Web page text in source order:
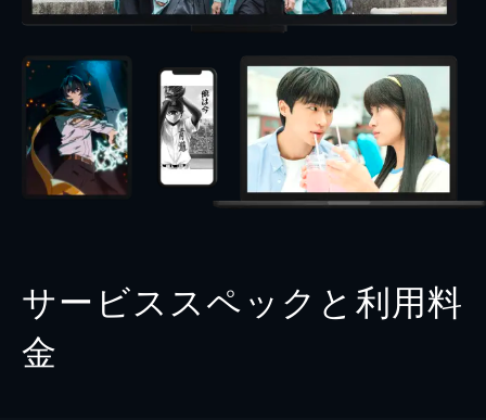
サービススペックと利用料
金